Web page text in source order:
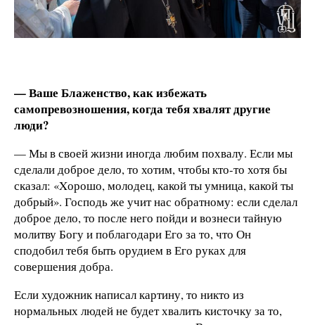
— Ваше Блаженство, как избежать
самопревозношения, когда тебя хвалят другие
люди?
— Мы в своей жизни иногда любим похвалу. Если мы
сделали доброе дело, то хотим, чтобы кто-то хотя бы
сказал: «Xорошо, молодец, какой ты умница, какой ты
добрый». Господь же учит нас обратному: если сделал
доброе дело, то после него пойди и вознеси тайную
молитву Богу и поблагодари Его за то, что Он
сподобил тебя быть орудием в Его руках для
совершения добра.
Если художник написал картину, то никто из
нормальных людей не будет хвалить кисточку за то,